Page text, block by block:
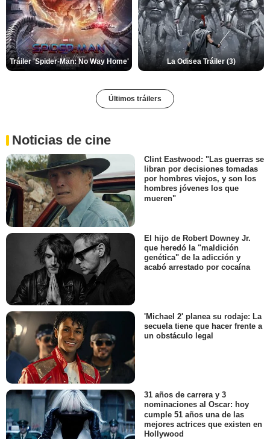
Tráiler 'Spider-Man: No Way Home' La Odisea Tráiler (3)
Últimos tráilers
Noticias de cine
Clint Eastwood: "Las guerras se
libran por decisiones tomadas
por hombres viejos, y son los
hombres jóvenes los que
mueren"
El hijo de Robert Downey Jr.
que heredó la "maldición
genética" de la adicción y
acabó arrestado por cocaína
'Michael 2' planea su rodaje: La
secuela tiene que hacer frente a
un obstáculo legal
31 años de carrera y 3
nominaciones al Oscar: hoy
cumple 51 años una de las
mejores actrices que existen en
Hollywood